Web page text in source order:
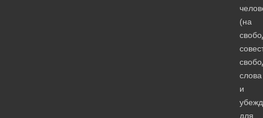
(на
слова
и
для